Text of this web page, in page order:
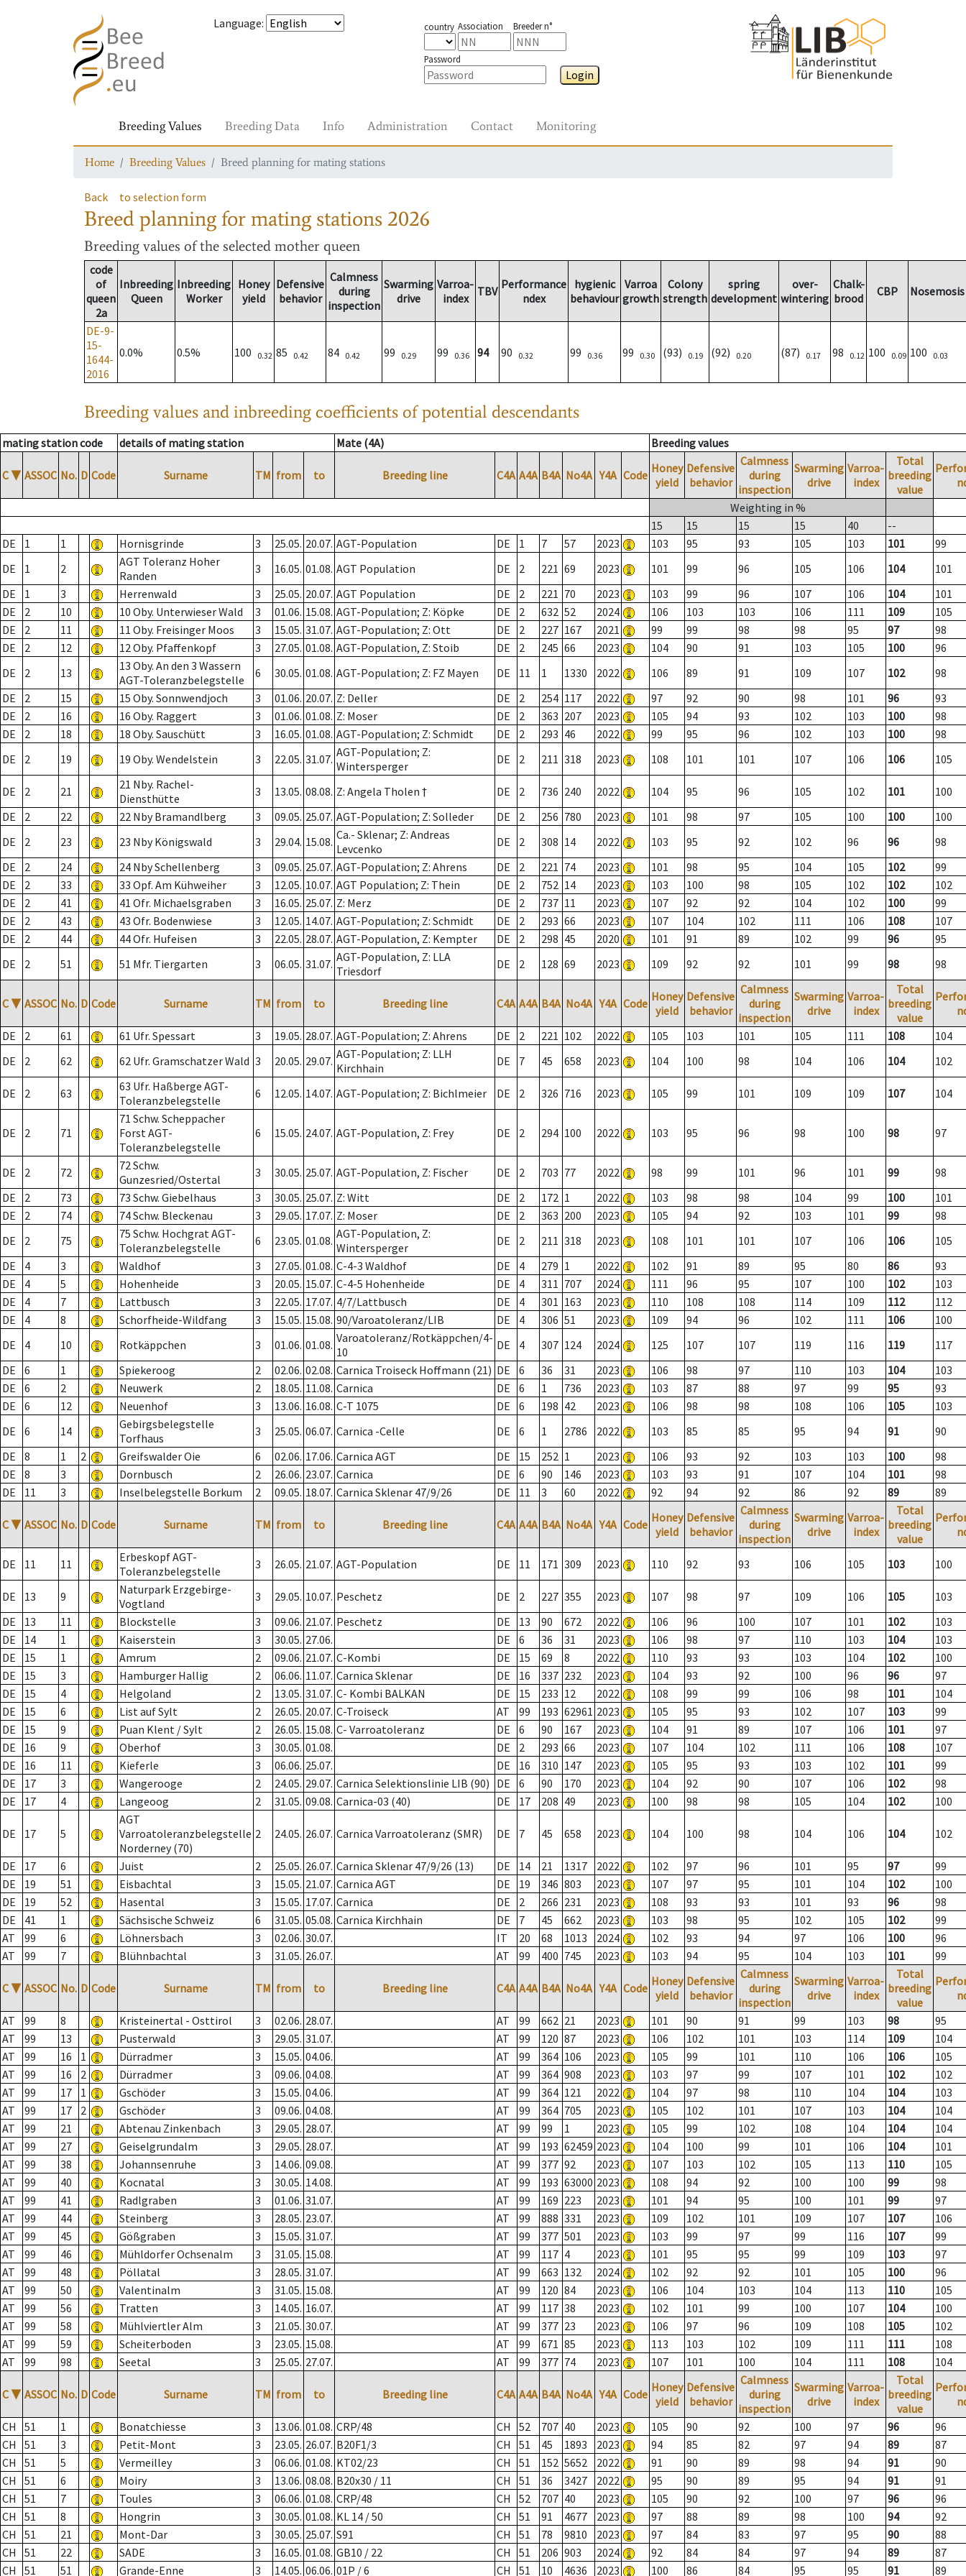
Language: country Association Breeder n°
Password
Login
Breeding Values Breeding Data Info Administration Contact Monitoring
Home Breeding Values Breed planning for mating stations
Back to selection form
Breed planning for mating stations 2026
Breeding values of the selected mother queen
code
of
queen
2a
Inbreeding
Queen
Inbreeding
Worker
Honey
yield
Defensive
behavior
Calmness
during
inspection
Swarming
drive
Varroa-
index
TBV Performance
ndex
hygienic
behaviour
Varroa
growth
Colony
strength
spring
development
over-
wintering
Chalk-
brood
CBP Nosemosis
DE-9-
15-
1644-
2016
0.0% 0.5% 100 0.32 85 0.42 84 0.42 99 0.29 99 0.36 94 90 0.32 99 0.36 99 0.30 (93) 0.19 (92) 0.20 (87) 0.17 98 0.12 100 0.09 100 0.03
Breeding values and inbreeding coefficients of potential descendants
mating station code details of mating station Mate (4A) Breeding values
C ▼ ASSOC No. D Code Surname TM from to Breeding line C4A A4A B4A No4A Y4A Code Honey
yield
Defensive
behavior
Calmness
during
inspection
Swarming
drive
Varroa-
index
Total
breeding
value
Weighting in %
15
15 15 15 40
--
DE
1 1 Hornisgrinde 3 25.05. 20.07. AGT-Population DE 1 7 57 2023 103 95 93 105 103 101
99
DE
1 2
AGT Toleranz Hoher
Randen
3 16.05. 01.08. AGT Population DE 2 221 69 2023 101 99 96 105 106 104
101
DE
1 3 Herrenwald 3 25.05. 20.07. AGT Population DE 2 221 70 2023 103 99 96 107 106 104
101
DE
2 10 10 Oby. Unterwieser Wald 3 01.06. 15.08. AGT-Population; Z: Köpke DE 2 632 52 2024 106 103 103 106 111 109
105
DE
2 11 11 Oby. Freisinger Moos 3 15.05. 31.07. AGT-Population; Z: Ott DE 2 227 167 2021 99 99 98 98 95 97
98
DE
2 12 12 Oby. Pfaffenkopf 3 27.05. 01.08. AGT-Population, Z: Stoib DE 2 245 66 2023 104 90 91 103 105 100
96
DE
2 13
13 Oby. An den 3 Wassern
AGT-Toleranzbelegstelle
6 30.05. 01.08. AGT-Population; Z: FZ Mayen DE 11 1 1330 2022 106 89 91 109 107 102
98
DE
2 15 15 Oby. Sonnwendjoch 3 01.06. 20.07. Z: Deller DE 2 254 117 2022 97 92 90 98 101 96
93
DE
2 16 16 Oby. Raggert 3 01.06. 01.08. Z: Moser DE 2 363 207 2023 105 94 93 102 103 100
98
DE
2 18 18 Oby. Sauschütt 3 16.05. 01.08. AGT-Population; Z: Schmidt DE 2 293 46 2022 99 95 96 102 103 100
98
DE
2 19 19 Oby. Wendelstein 3 22.05. 31.07. AGT-Population; Z:
Wintersperger
DE 2 211 318 2023 108 101 101 107 106 106 105
DE 2 21
21 Nby. Rachel-
Diensthütte
3 13.05. 08.08. Z: Angela Tholen † DE 2 736 240 2022 104 95 96 105 102 101
100
DE
2 22 22 Nby Bramandlberg 3 09.05. 25.07. AGT-Population; Z: Solleder DE 2 256 780 2023 101 98 97 105 100 100
100
DE
2 23 23 Nby Königswald 3 29.04. 15.08. Ca.- Sklenar; Z: Andreas
Levcenko
DE 2 308 14 2022 103 95 92 102 96 96
98
DE
2 24 24 Nby Schellenberg 3 09.05. 25.07. AGT-Population; Z: Ahrens DE 2 221 74 2023 101 98 95 104 105 102
99
DE
2 33 33 Opf. Am Kühweiher 3 12.05. 10.07. AGT Population; Z: Thein DE 2 752 14 2023 103 100 98 105 102 102
102
DE
2 41 41 Ofr. Michaelsgraben 3 16.05. 25.07. Z: Merz DE 2 737 11 2023 107 92 92 104 102 100
99
DE
2 43 43 Ofr. Bodenwiese 3 12.05. 14.07. AGT-Population; Z: Schmidt DE 2 293 66 2023 107 104 102 111 106 108
107
DE
2 44 44 Ofr. Hufeisen 3 22.05. 28.07. AGT-Population, Z: Kempter DE 2 298 45 2020 101 91 89 102 99 96
95
DE
2 51 51 Mfr. Tiergarten 3 06.05. 31.07. AGT-Population, Z: LLA
Triesdorf
DE 2 128 69 2023 109 92 92 101 99 98 98
C ▼ ASSOC No. D Code Surname TM from to Breeding line C4A A4A B4A No4A Y4A Code Honey
yield
Defensive
behavior
Calmness
during
inspection
Swarming
drive
Varroa-
index
Total
breeding
value
DE
2 61 61 Ufr. Spessart 3 19.05. 28.07. AGT-Population; Z: Ahrens DE 2 221 102 2022 105 103 101 105 111 108
104
DE
2 62 62 Ufr. Gramschatzer Wald 3 20.05. 29.07. AGT-Population; Z: LLH
Kirchhain
DE 7 45 658 2023 104 100 98 104 106 104 102
DE 2 63
63 Ufr. Haßberge AGT-
Toleranzbelegstelle
6 12.05. 14.07. AGT-Population; Z: Bichlmeier DE 2 326 716 2023 105 99 101 109 109 107 104
DE 2 71
71 Schw. Scheppacher
Forst AGT-
Toleranzbelegstelle
6 15.05. 24.07. AGT-Population, Z: Frey DE 2 294 100 2022 103 95 96 98 100 98 97
DE 2 72
72 Schw.
Gunzesried/Ostertal
3 30.05. 25.07. AGT-Population, Z: Fischer DE 2 703 77 2022 98 99 101 96 101 99
98
DE
2 73 73 Schw. Giebelhaus 3 30.05. 25.07. Z: Witt DE 2 172 1 2022 103 98 98 104 99 100
101
DE
2 74 74 Schw. Bleckenau 3 29.05. 17.07. Z: Moser DE 2 363 200 2023 105 94 92 103 101 99
98
DE
2 75
75 Schw. Hochgrat AGT-
Toleranzbelegstelle
6 23.05. 01.08. AGT-Population, Z:
Wintersperger
DE 2 211 318 2023 108 101 101 107 106 106
105
DE
4 3 Waldhof 3 27.05. 01.08. C-4-3 Waldhof DE 4 279 1 2022 102 91 89 95 80 86
93
DE
4 5 Hohenheide 3 20.05. 15.07. C-4-5 Hohenheide DE 4 311 707 2024 111 96 95 107 100 102
103
DE
4 7 Lattbusch 3 22.05. 17.07. 4/7/Lattbusch DE 4 301 163 2023 110 108 108 114 109 112
112
DE
4 8 Schorfheide-Wildfang 3 15.05. 15.08. 90/Varoatoleranz/LIB DE 4 306 51 2023 109 94 96 102 111 106
100
DE
4 10 Rotkäppchen 3 01.06. 01.08. Varoatoleranz/Rotkäppchen/4-
10
DE 4 307 124 2024 125 107 107 119 116 119
117
DE
6 1 Spiekeroog 2 02.06. 02.08. Carnica Troiseck Hoffmann (21) DE 6 36 31 2023 106 98 97 110 103 104
103
DE
6 2 Neuwerk 2 18.05. 11.08. Carnica DE 6 1 736 2023 103 87 88 97 99 95
93
DE
6 12 Neuenhof 3 13.06. 16.08. C-T 1075 DE 6 198 42 2023 106 98 98 108 106 105
103
DE
6 14
Gebirgsbelegstelle
Torfhaus
3 25.05. 06.07. Carnica -Celle DE 6 1 2786 2022 103 85 85 95 94 91
90
DE
8 1 2 Greifswalder Oie 6 02.06. 17.06. Carnica AGT DE 15 252 1 2023 106 93 92 103 103 100
98
DE
8 3 Dornbusch 2 26.06. 23.07. Carnica DE 6 90 146 2023 103 93 91 107 104 101
98
DE
11 3 Inselbelegstelle Borkum 2 09.05. 18.07. Carnica Sklenar 47/9/26 DE 11 3 60 2022 92 94 92 86 92 89 89
C ▼ ASSOC No. D Code Surname TM from to Breeding line C4A A4A B4A No4A Y4A Code Honey
yield
Defensive
behavior
Calmness
during
inspection
Swarming
drive
Varroa-
index
Total
breeding
value
DE 11 11
Erbeskopf AGT-
Toleranzbelegstelle
3 26.05. 21.07. AGT-Population DE 11 171 309 2023 110 92 93 106 105 103 100
DE 13 9
Naturpark Erzgebirge-
Vogtland
3 29.05. 10.07. Peschetz DE 2 227 355 2023 107 98 97 109 106 105
103
DE
13 11 Blockstelle 3 09.06. 21.07. Peschetz DE 13 90 672 2022 106 96 100 107 101 102
103
DE
14 1 Kaiserstein 3 30.05. 27.06. DE 6 36 31 2023 106 98 97 110 103 104
103
DE
15 1 Amrum 2 09.06. 21.07. C-Kombi DE 15 69 8 2022 110 93 93 103 104 102
100
DE
15 3 Hamburger Hallig 2 06.06. 11.07. Carnica Sklenar DE 16 337 232 2023 104 93 92 100 96 96
97
DE
15 4 Helgoland 2 13.05. 31.07. C- Kombi BALKAN DE 15 233 12 2022 108 99 99 106 98 101
104
DE
15 6 List auf Sylt 2 26.05. 20.07. C-Troiseck AT 99 193 62961 2023 105 95 93 102 107 103
99
DE
15 9 Puan Klent / Sylt 2 26.05. 15.08. C- Varroatoleranz DE 6 90 167 2023 104 91 89 107 106 101
97
DE
16 9 Oberhof 3 30.05. 01.08. DE 2 293 66 2023 107 104 102 111 106 108
107
DE
16 11 Kieferle 3 06.06. 25.07. DE 16 310 147 2023 105 95 93 103 102 101
99
DE
17 3 Wangerooge 2 24.05. 29.07. Carnica Selektionslinie LIB (90) DE 6 90 170 2023 104 92 90 107 106 102
98
DE
17 4 Langeoog 2 31.05. 09.08. Carnica-03 (40) DE 17 208 49 2023 100 98 98 105 104 102 100
DE 17 5
AGT
Varroatoleranzbelegstelle
Norderney (70)
2 24.05. 26.07. Carnica Varroatoleranz (SMR) DE 7 45 658 2023 104 100 98 104 106 104 102
DE 17 6 Juist 2 25.05. 26.07. Carnica Sklenar 47/9/26 (13) DE 14 21 1317 2022 102 97 96 101 95 97
99
DE
19 51 Eisbachtal 3 15.05. 21.07. Carnica AGT DE 19 346 803 2023 107 97 95 101 104 102
100
DE
19 52 Hasental 3 15.05. 17.07. Carnica DE 2 266 231 2023 108 93 93 101 93 96
98
DE
41 1 Sächsische Schweiz 6 31.05. 05.08. Carnica Kirchhain DE 7 45 662 2023 103 98 95 102 105 102
99
AT
99 6 Löhnersbach 3 02.06. 30.07. IT 20 68 1013 2024 102 93 94 97 106 100
96
AT
99 7 Blühnbachtal 3 31.05. 26.07. AT 99 400 745 2023 103 94 95 104 103 101 99
C ▼ ASSOC No. D Code Surname TM from to Breeding line C4A A4A B4A No4A Y4A Code Honey
yield
Defensive
behavior
Calmness
during
inspection
Swarming
drive
Varroa-
index
Total
breeding
value
AT
99 8 Kristeinertal - Osttirol 3 02.06. 28.07. AT 99 662 21 2023 101 90 91 99 103 98
95
AT
99 13 Pusterwald 3 29.05. 31.07. AT 99 120 87 2023 106 102 101 103 114 109
104
AT
99 16 1 Dürradmer 3 15.05. 04.06. AT 99 364 106 2023 105 99 101 110 106 106
105
AT
99 16 2 Dürradmer 3 09.06. 04.08. AT 99 364 908 2023 103 97 99 107 101 102
102
AT
99 17 1 Gschöder 3 15.05. 04.06. AT 99 364 121 2022 104 97 98 110 104 104
103
AT
99 17 2 Gschöder 3 09.06. 04.08. AT 99 364 705 2023 105 102 101 107 103 104
104
AT
99 21 Abtenau Zinkenbach 3 29.05. 28.07. AT 99 99 1 2023 105 99 102 108 104 104
104
AT
99 27 Geiselgrundalm 3 29.05. 28.07. AT 99 193 62459 2023 104 100 99 101 106 104
101
AT
99 38 Johannsenruhe 3 14.06. 09.08. AT 99 377 92 2023 107 103 102 105 113 110
105
AT
99 40 Kocnatal 3 30.05. 14.08. AT 99 193 63000 2023 108 94 92 100 100 99
98
AT
99 41 Radlgraben 3 01.06. 31.07. AT 99 169 223 2023 101 94 95 100 101 99
97
AT
99 44 Steinberg 3 28.05. 23.07. AT 99 888 331 2023 109 102 101 109 107 107
106
AT
99 45 Gößgraben 3 15.05. 31.07. AT 99 377 501 2023 103 99 97 99 116 107
99
AT
99 46 Mühldorfer Ochsenalm 3 31.05. 15.08. AT 99 117 4 2023 101 95 95 99 109 103
97
AT
99 48 Pöllatal 3 28.05. 31.07. AT 99 663 132 2024 102 92 92 101 105 100
96
AT
99 50 Valentinalm 3 31.05. 15.08. AT 99 120 84 2023 106 104 103 104 113 110
105
AT
99 56 Tratten 3 14.05. 16.07. AT 99 117 38 2023 102 101 99 100 107 104
100
AT
99 58 Mühlviertler Alm 3 21.05. 30.07. AT 99 377 23 2023 106 97 96 109 108 105
102
AT
99 59 Scheiterboden 3 23.05. 15.08. AT 99 671 85 2023 113 103 102 109 111 111
108
AT
99 98 Seetal 3 25.05. 27.07. AT 99 377 74 2023 107 101 100 104 111 108 104
C ▼ ASSOC No. D Code Surname TM from to Breeding line C4A A4A B4A No4A Y4A Code Honey
yield
Defensive
behavior
Calmness
during
inspection
Swarming
drive
Varroa-
index
Total
breeding
value
CH
51 1 Bonatchiesse 3 13.06. 01.08. CRP/48 CH 52 707 40 2023 105 90 92 100 97 96
96
CH
51 3 Petit-Mont 3 23.05. 26.07. B20F1/3 CH 51 45 1893 2023 94 85 82 97 94 89
87
CH
51 5 Vermeilley 3 06.06. 01.08. KT02/23 CH 51 152 5652 2022 91 90 89 98 94 91
90
CH
51 6 Moiry 3 13.06. 08.08. B20x30 / 11 CH 51 36 3427 2022 95 90 89 95 94 91
91
CH
51 7 Toules 3 06.06. 01.08. CRP/48 CH 52 707 40 2023 105 90 92 100 97 96
96
CH
51 8 Hongrin 3 30.05. 01.08. KL 14 / 50 CH 51 91 4677 2023 97 88 89 98 100 94
92
CH
51 21 Mont-Dar 3 30.05. 25.07. S91 CH 51 78 9810 2023 97 84 83 97 95 90
88
CH
51 22 SADE 3 16.05. 01.08. GB10 / 22 CH 51 206 903 2024 92 84 84 97 94 89
87
CH
51 51 Grande-Enne 3 14.05. 06.06. 01P / 6 CH 51 10 4636 2023 100 86 84 95 95 91 89